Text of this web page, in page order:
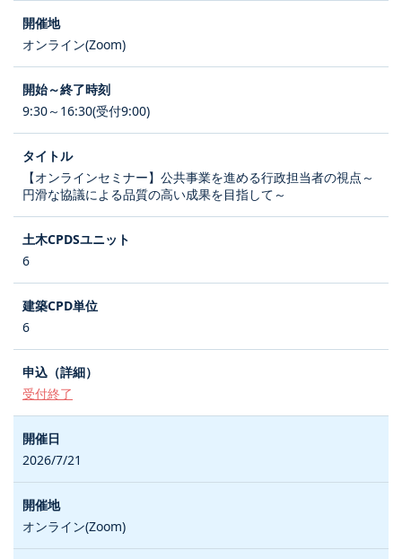
オンライン(Zoom)
9:30～16:30(受付9:00)
【オンラインセミナー】公共事業を進める行政担当者の視点～
円滑な協議による品質の高い成果を目指して～
6
6
受付終了
2026/7/21
オンライン(Zoom)